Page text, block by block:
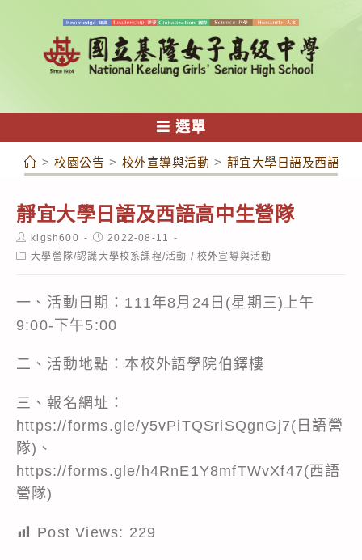
容
選單
> 校園公告 > 校外宣導與活動 > 靜宜大學日語及西語高
靜宜大學日語及西語高中生營隊
Post
author:
klgsh600
Post
published:
2022-08-11
Post大學營隊/認識大學校系課程/活動 / 校外宣導與活動
一、活動日期：111年8月24日(星期三)上午
9:00-下午5:00
二、活動地點：本校外語學院伯鐸樓
三、報名網址：
https://forms.gle/y5vPiTQSriSQgnGj7(日語營
隊)、
https://forms.gle/h4RnE1Y8mfTWvXf47(西語
營隊)
Post Views: 229